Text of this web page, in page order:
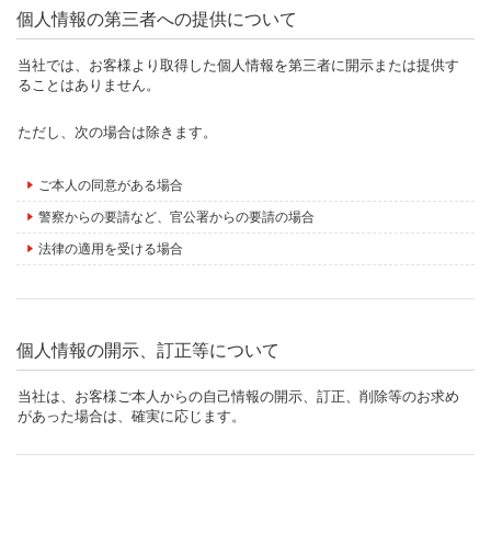
個人情報の第三者への提供について
当社では、お客様より取得した個人情報を第三者に開示または提供す
ることはありません。
ただし、次の場合は除きます。
ご本人の同意がある場合
警察からの要請など、官公署からの要請の場合
法律の適用を受ける場合
個人情報の開示、訂正等について
当社は、お客様ご本人からの自己情報の開示、訂正、削除等のお求め
があった場合は、確実に応じます。